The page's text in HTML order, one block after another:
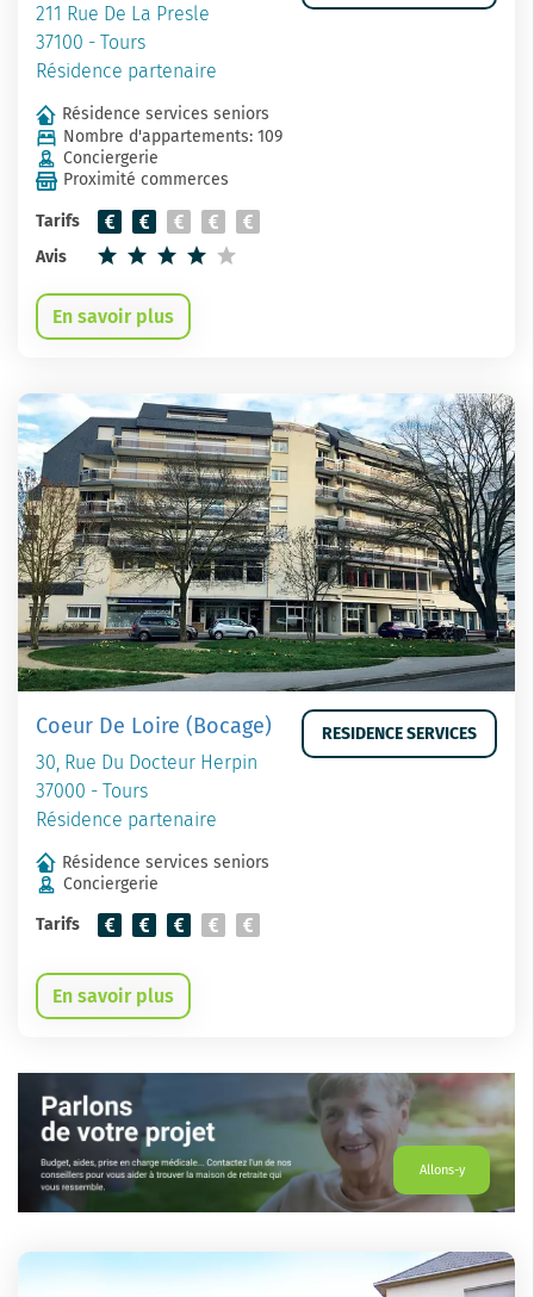
211 Rue De La Presle
37100 - Tours
Résidence partenaire
Résidence services seniors
Nombre d'appartements: 109
Conciergerie
Proximité commerces
Tarifs
Avis
En savoir plus
Coeur De Loire (Bocage)
30, Rue Du Docteur Herpin
37000 - Tours
Résidence partenaire
RESIDENCE SERVICES
Résidence services seniors
Conciergerie
Tarifs
En savoir plus
Allons-y